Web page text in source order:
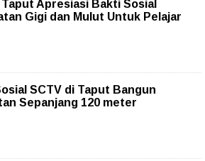
Apresiasi Bakti Sosial
Gigi dan Mulut Untuk Pelajar
SCTV di Taput Bangun
Sepanjang 120 meter